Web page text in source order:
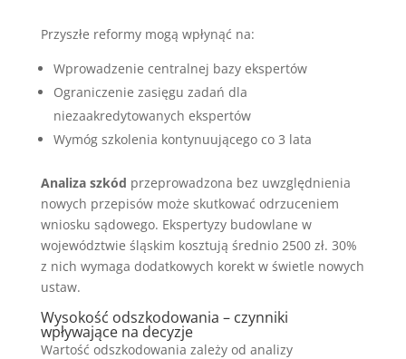
Przyszłe reformy mogą wpłynąć na:
Wprowadzenie centralnej bazy ekspertów
Ograniczenie zasięgu zadań dla
niezaakredytowanych ekspertów
Wymóg szkolenia kontynuującego co 3 lata
Analiza szkód przeprowadzona bez uwzględnienia
nowych przepisów może skutkować odrzuceniem
wniosku sądowego. Ekspertyzy budowlane w
województwie śląskim kosztują średnio 2500 zł. 30%
z nich wymaga dodatkowych korekt w świetle nowych
ustaw.
Wysokość odszkodowania – czynniki
wpływające na decyzje
Wartość odszkodowania zależy od analizy